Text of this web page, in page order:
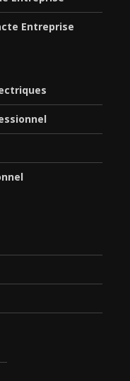
Entreprise